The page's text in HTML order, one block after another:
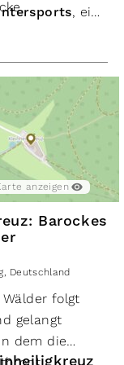
, ein
einem skurrilen
anzeigen
Barockes
, Deutschland
folgt
gelangt
dem die